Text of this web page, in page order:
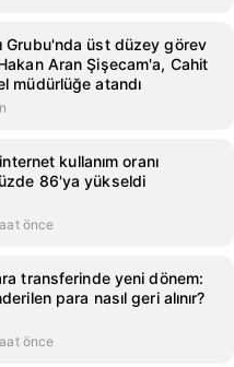
Grubu'nda üst düzey görev
Aran Şişecam'a, Cahit
müdürlüğe atandı
kullanım oranı
86'ya yükseldi
önce
transferinde yeni dönem:
para nasıl geri alınır?
önce